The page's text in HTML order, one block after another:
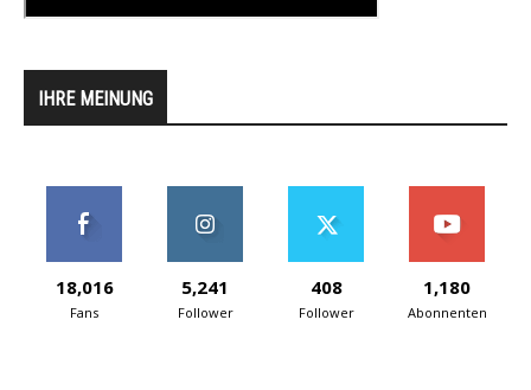
IHRE MEINUNG
18,016
Fans
5,241
Follower
408
Follower
1,180
Abonnenten